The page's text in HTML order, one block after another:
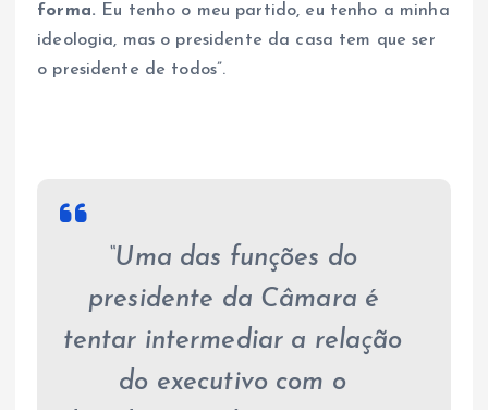
forma. Eu tenho o meu partido, eu tenho a minha
ideologia, mas o presidente da casa tem que ser
o presidente de todos”.
“Uma das funções do
presidente da Câmara é
tentar intermediar a relação
do executivo com o